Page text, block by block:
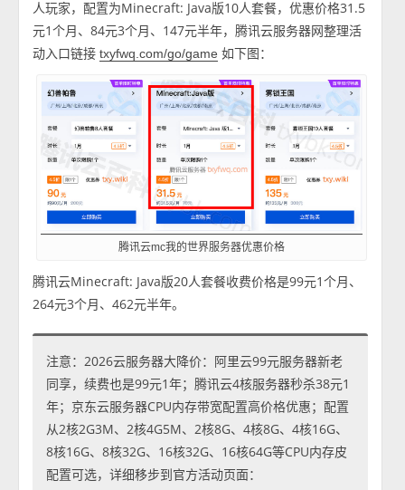
人玩家，配置为Minecraft: Java版10人套餐，优惠价格31.5
元1个月、84元3个月、147元半年，腾讯云服务器网整理活
动入口链接txyfwq.com/go/game 如下图：
腾讯云mc我的世界服务器优惠价格
腾讯云Minecraft: Java版20人套餐收费价格是99元1个月、
264元3个月、462元半年。
注意：2026云服务器大降价：阿里云99元服务器新老
同享，续费也是99元1年；腾讯云4核服务器秒杀38元1
年；京东云服务器CPU内存带宽配置高价格优惠；配置
从2核2G3M、2核4G5M、2核8G、4核8G、4核16G、
8核16G、8核32G、16核32G、16核64G等CPU内存皮
配置可选，详细移步到官方活动页面：